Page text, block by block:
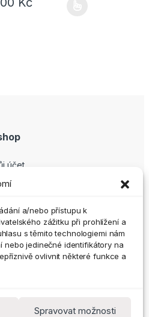
a/nebo přístupu k
zážitku při prohlížení a
s těmito technologiemi nám
nebo jedinečné identifikátory na
ovlivnit některé funkce a
Spravovat možnosti
účet
podmínky
zboží a